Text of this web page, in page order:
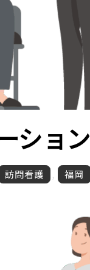
ション
訪問看護 , 福岡